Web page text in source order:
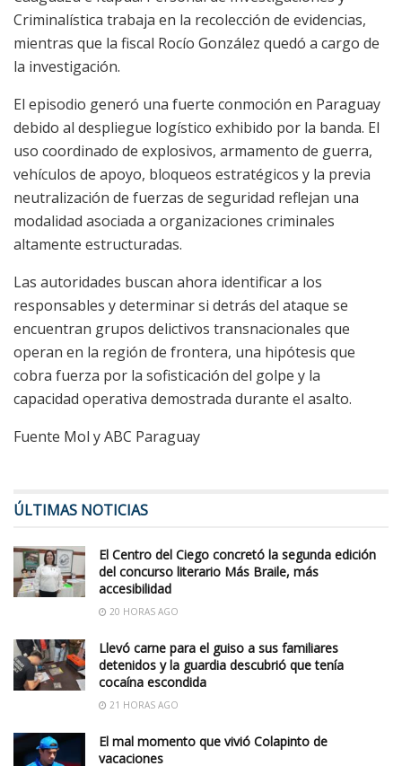
Criminalística trabaja en la recolección de evidencias,
mientras que la fiscal Rocío González quedó a cargo de
la investigación.
El episodio generó una fuerte conmoción en Paraguay
debido al despliegue logístico exhibido por la banda. El
uso coordinado de explosivos, armamento de guerra,
vehículos de apoyo, bloqueos estratégicos y la previa
neutralización de fuerzas de seguridad reflejan una
modalidad asociada a organizaciones criminales
altamente estructuradas.
Las autoridades buscan ahora identificar a los
responsables y determinar si detrás del ataque se
encuentran grupos delictivos transnacionales que
operan en la región de frontera, una hipótesis que
cobra fuerza por la sofisticación del golpe y la
capacidad operativa demostrada durante el asalto.
Fuente Mol y ABC Paraguay
ÚLTIMAS NOTICIAS
El Centro del Ciego concretó la segunda edición
del concurso literario Más Braile, más
accesibilidad
20 HORAS AGO
Llevó carne para el guiso a sus familiares
detenidos y la guardia descubrió que tenía
cocaína escondida
21 HORAS AGO
El mal momento que vivió Colapinto de
vacaciones